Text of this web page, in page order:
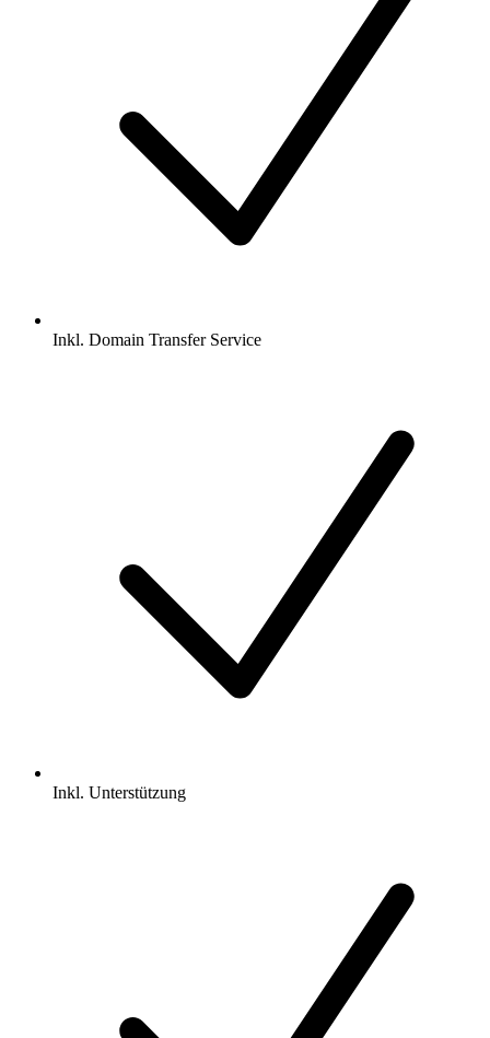
Inkl. Domain Transfer Service
Inkl. Unterstützung